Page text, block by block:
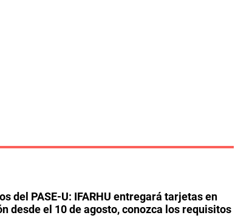
del PASE-U: IFARHU entregará tarjetas en
desde el 10 de agosto, conozca los requisitos